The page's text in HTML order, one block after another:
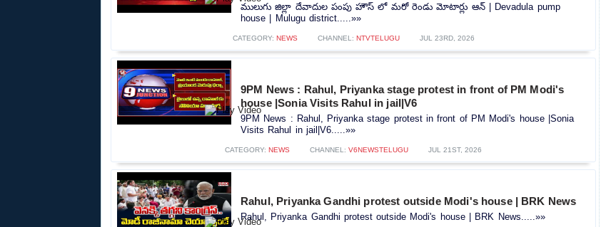
ములుగు జిల్లా దేవాదుల పంపు హౌస్ లో మరో రెండు మోటార్లు ఆన్ | Devadula pump
house | Mulugu district.....»»
CATEGORY: NEWS CHANNEL: NTVTELUGU JUL 23RD, 2026
9PM News : Rahul, Priyanka stage protest in front of PM Modi's
house |Sonia Visits Rahul in jail|V6
9PM News : Rahul, Priyanka stage protest in front of PM Modi's house |Sonia
Visits Rahul in jail|V6.....»»
CATEGORY: NEWS CHANNEL: V6NEWSTELUGU JUL 21ST, 2026
Rahul, Priyanka Gandhi protest outside Modi's house | BRK News
Rahul, Priyanka Gandhi protest outside Modi's house | BRK News.....»»